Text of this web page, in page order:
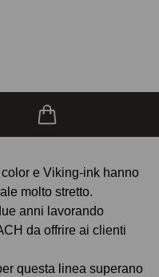
e Viking-ink hanno
molto stretto.
anni lavorando
da offrire ai clienti
questa linea superano